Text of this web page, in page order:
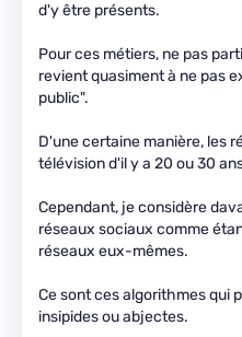
d'y être présents.
Pour ces métiers, ne pas
revient quasiment à ne pas
public".
D'une certaine manière, les
télévision d'il y a 20 ou 30
Cependant, je considère
réseaux sociaux comme
réseaux eux-mêmes.
Ce sont ces algorithmes qui
insipides ou abjectes.